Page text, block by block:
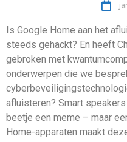
Is Google Home aan het
steeds gehackt? En heeft
gebroken met
onderwerpen die we
afluisteren? Smart
beetje een meme – maar
Home-apparaten maakt